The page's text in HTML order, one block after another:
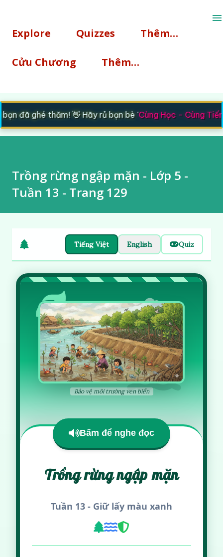
Explore Quizzes Thêm…
Cửu Chương Thêm…
đã ghé thăm! 👋 Hãy rủ bạn bè 'Cùng Học - Cùng Tiến'
Trồng rừng ngập mặn - Lớp 5 -
Tuần 13 - Trang 129
Tiếng Việt English Quiz
Bảo vệ môi trường ven biển
Bấm để nghe đọc
Trồng rừng ngập mặn
Tuần 13 - Giữ lấy màu xanh